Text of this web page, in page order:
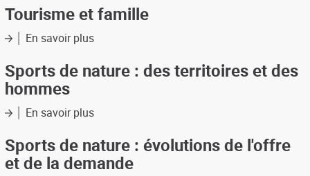
risque
et
tourisme
Tourisme et famille
En savoir plussur
et
famille
Sports de nature : des territoires et des
hommes
En savoir plussur
de
nature
:
Sports de nature : évolutions de l'offre
et de la demande